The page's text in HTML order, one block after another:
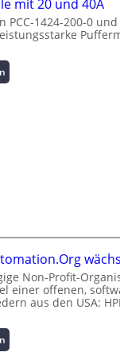
a
g
e
e
n
r
m
a
n
ü
b
e
w
a
r
m
p
w
e
r
g
i
I
s
i
c
h
mit 20 und 40A
PCC-1424-200-0
P
l
m
i
t
0
Non-Profit-
einer offenen,
aus den USA: